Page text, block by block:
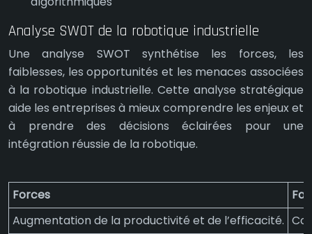
Analyse SWOT de la robotique industrielle
Une analyse SWOT synthétise les forces, les
faiblesses, les opportunités et les menaces associées
à la robotique industrielle. Cette analyse stratégique
aide les entreprises à mieux comprendre les enjeux et
à prendre des décisions éclairées pour une
intégration réussie de la robotique.
Forces
Augmentation de la productivité et de l’efficacité.